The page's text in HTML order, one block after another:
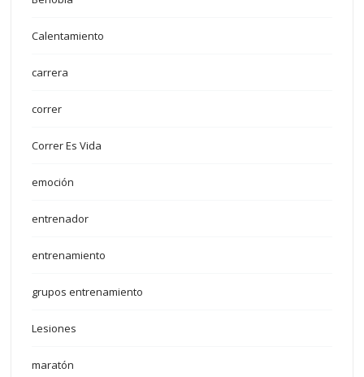
Calentamiento
carrera
correr
Correr Es Vida
emoción
entrenador
entrenamiento
grupos entrenamiento
Lesiones
maratón